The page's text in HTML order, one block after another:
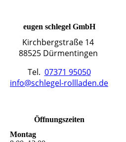
eugen schlegel GmbH
Kirchbergstraße 14
88525 Dürmentingen
Tel. 07371 95050
info@schlegel-rollladen.de
Öffnungszeiten
Montag